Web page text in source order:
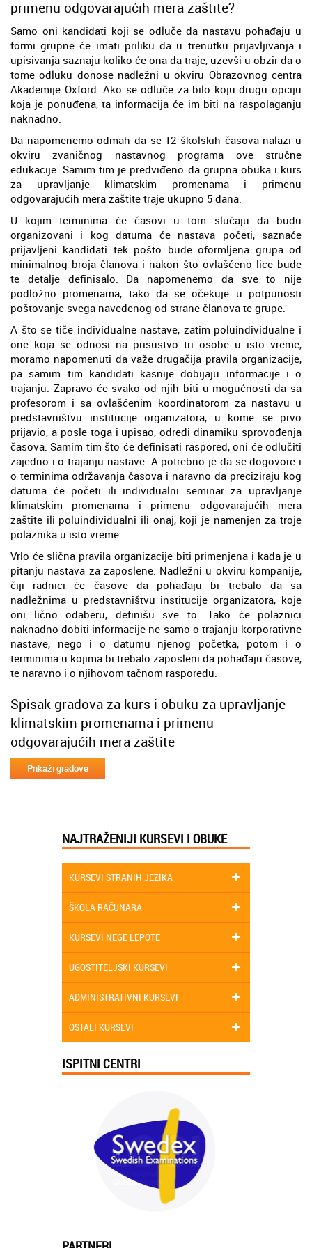
primenu odgovarajućih mera zaštite?
Samo oni kandidati koji se odluče da nastavu pohađaju u
formi grupne će imati priliku da u trenutku prijavljivanja i
upisivanja saznaju koliko će ona da traje, uzevši u obzir da o
tome odluku donose nadležni u okviru Obrazovnog centra
Akademije Oxford. Ako se odluče za bilo koju drugu opciju
koja je ponuđena, ta informacija će im biti na raspolaganju
naknadno.
Da napomenemo odmah da se 12 školskih časova nalazi u
okviru zvaničnog nastavnog programa ove stručne
edukacije. Samim tim je predviđeno da grupna obuka i kurs
za upravljanje klimatskim promenama i primenu
odgovarajućih mera zaštite traje ukupno 5 dana.
U kojim terminima će časovi u tom slučaju da budu
organizovani i kog datuma će nastava početi, saznaće
prijavljeni kandidati tek pošto bude oformljena grupa od
minimalnog broja članova i nakon što ovlašćeno lice bude
te detalje definisalo. Da napomenemo da sve to nije
podložno promenama, tako da se očekuje u potpunosti
poštovanje svega navedenog od strane članova te grupe.
A što se tiče individualne nastave, zatim poluindividualne i
one koja se odnosi na prisustvo tri osobe u isto vreme,
moramo napomenuti da važe drugačija pravila organizacije,
pa samim tim kandidati kasnije dobijaju informacije i o
trajanju. Zapravo će svako od njih biti u mogućnosti da sa
profesorom i sa ovlašćenim koordinatorom za nastavu u
predstavništvu institucije organizatora, u kome se prvo
prijavio, a posle toga i upisao, odredi dinamiku sprovođenja
časova. Samim tim što će definisati raspored, oni će odlučiti
zajedno i o trajanju nastave. A potrebno je da se dogovore i
o terminima održavanja časova i naravno da preciziraju kog
datuma će početi ili individualni seminar za upravljanje
klimatskim promenama i primenu odgovarajućih mera
zaštite ili poluindividualni ili onaj, koji je namenjen za troje
polaznika u isto vreme.
Vrlo će slična pravila organizacije biti primenjena i kada je u
pitanju nastava za zaposlene. Nadležni u okviru kompanije,
čiji radnici će časove da pohađaju bi trebalo da sa
nadležnima u predstavništvu institucije organizatora, koje
oni lično odaberu, definišu sve to. Tako će polaznici
naknadno dobiti informacije ne samo o trajanju korporativne
nastave, nego i o datumu njenog početka, potom i o
terminima u kojima bi trebalo zaposleni da pohađaju časove,
te naravno i o njihovom tačnom rasporedu.
Spisak gradova za kurs i obuku za upravljanje
klimatskim promenama i primenu
odgovarajućih mera zaštite
NAJTRAŽENIJI KURSEVI I OBUKE
KURSEVI STRANIH JEZIKA
ŠKOLA RAČUNARA
KURSEVI NEGE LEPOTE
UGOSTITELJSKI KURSEVI
ADMINISTRATIVNI KURSEVI
OSTALI KURSEVI
ISPITNI CENTRI